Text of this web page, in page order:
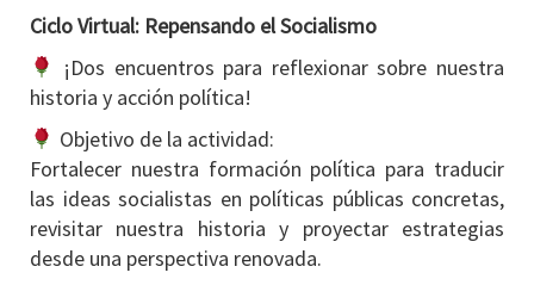
Ciclo Virtual: Repensando el Socialismo
¡Dos encuentros para reflexionar sobre nuestra
historia y acción política!
Objetivo de la actividad:
Fortalecer nuestra formación política para traducir
las ideas socialistas en políticas públicas concretas,
revisitar nuestra historia y proyectar estrategias
desde una perspectiva renovada.